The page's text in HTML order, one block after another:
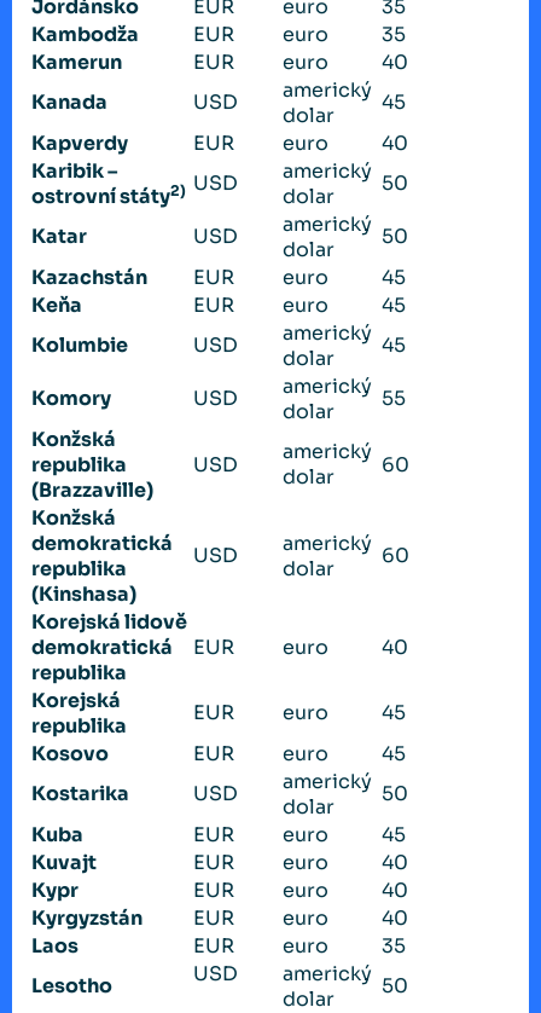
Jordánsko EUR euro
35
Kambodža
EUR euro
35
Kamerun
EUR euro
40
Kanada
USD
americký
dolar
45
Kapverdy
EUR euro
40
Karibik –
ostrovní státy2) USD
americký
dolar
50
Katar USD
americký
dolar
50
Kazachstán
EUR euro
45
Keňa
EUR euro
45
Kolumbie
USD
americký
dolar
45
Komory USD
americký
dolar
55
Konžská
republika
(Brazzaville)
USD
americký
dolar
60
Konžská
demokratická
republika
(Kinshasa)
USD
americký
dolar
60
Korejská lidově
demokratická
republika
EUR euro 40
Korejská
republika
EUR euro
45
Kosovo
EUR euro
45
Kostarika
USD
americký
dolar
50
Kuba
EUR euro
45
Kuvajt
EUR euro
40
Kypr
EUR euro
40
Kyrgyzstán
EUR euro
40
Laos
EUR euro
35
Lesotho
USD
americký
dolar
50